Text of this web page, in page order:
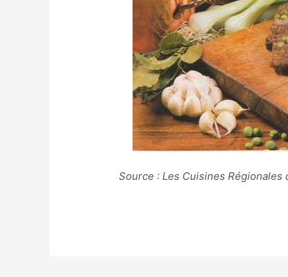
Source : Les Cuisines Régionales